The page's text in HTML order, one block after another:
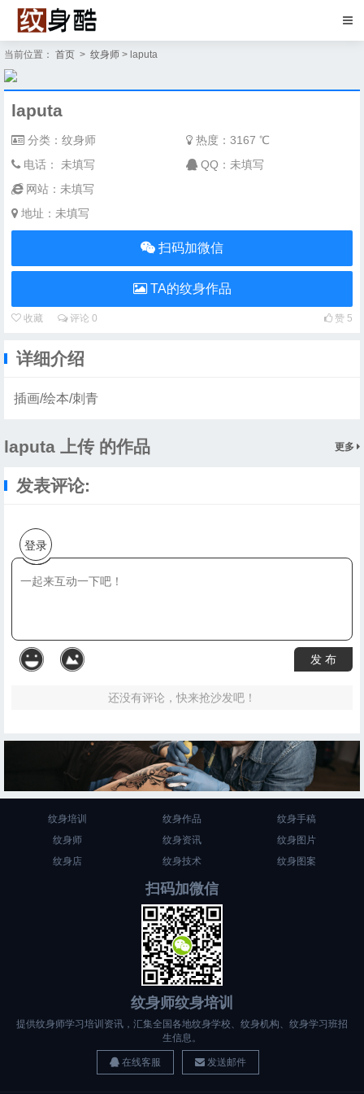
当前位置： 首页 > 纹身师 > laputa
laputa
分类：纹身师 热度： 3167 ℃
电话： 未填写
QQ：未填写
网站：未填写
地址：未填写
扫码加微信
TA的纹身作品
赞 5
收藏 评论 0
详细介绍
插画/绘本/刺青
更多
laputa 上传 的作品
发表评论:
登录
发 布
还没有评论，快来抢沙发吧！
纹身培训
纹身师
纹身店
纹身作品
纹身资讯
纹身技术
纹身手稿
纹身图片
纹身图案
扫码加微信
纹身师纹身培训
提供纹身师学习培训资讯，汇集全国各地纹身学校、纹身机构、纹身学习班招
生信息。
在线客服 发送邮件